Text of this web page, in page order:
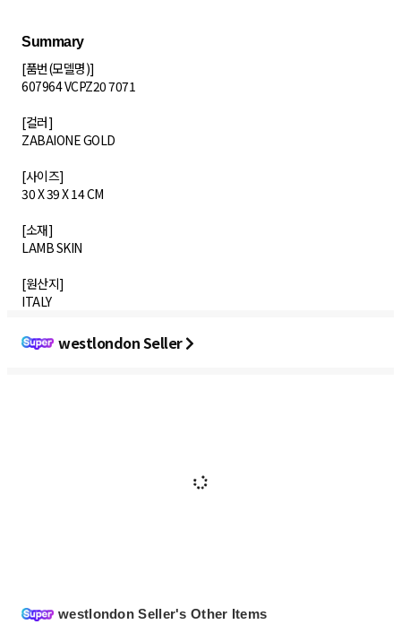
Summary
[품번(모델명)]
607964 VCPZ20 7071
[컬러]
ZABAIONE GOLD
[사이즈]
30 X 39 X 14 CM
[소재]
LAMB SKIN
[원산지]
ITALY
westlondon Seller
westlondon Seller's Other Items